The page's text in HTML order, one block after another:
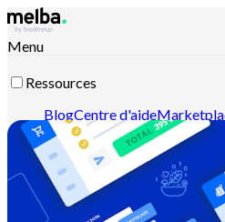
Menu
Ressources
BlogCentre d'aide
intelligentDocumentation
Contactez-nousDécouvrir melba